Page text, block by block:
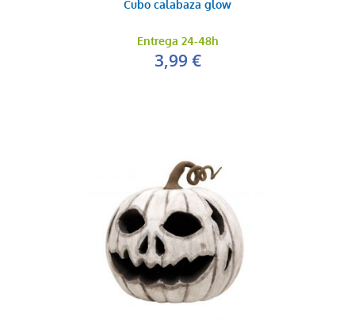
Cubo calabaza glow
Entrega 24-48h
3,99 €